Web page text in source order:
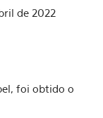
de 2022
foi obtido o